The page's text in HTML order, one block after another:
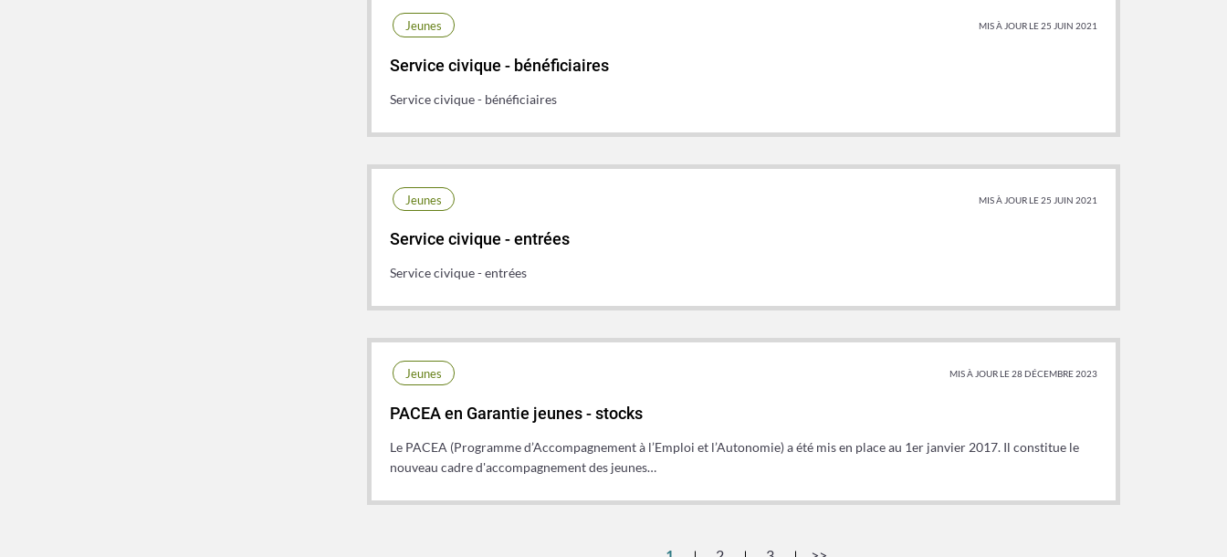
Service civique - bénéficiaires
Service civique - bénéficiaires
Jeunes MIS À JOUR LE 25 JUIN 2021
Service civique - entrées
Service civique - entrées
Jeunes MIS À JOUR LE 25 JUIN 2021
PACEA en Garantie jeunes - stocks
Le PACEA (Programme d’Accompagnement à l’Emploi et l’Autonomie) a été mis en place au 1er janvier 2017. Il constitue le
nouveau cadre d'accompagnement des jeunes…
Jeunes MIS À JOUR LE 28 DÉCEMBRE 2023